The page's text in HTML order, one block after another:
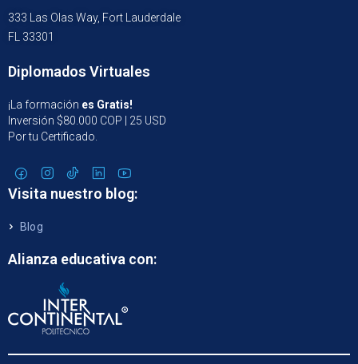
333 Las Olas Way, Fort Lauderdale
FL 33301
Diplomados Virtuales
¡La formación es Gratis!
Inversión $80.000 COP | 25 USD
Por tu Certificado.
Visita nuestro blog:
Blog
Alianza educativa con: